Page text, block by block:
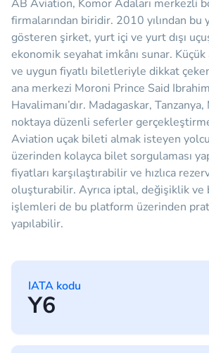
AB Aviation, Komor Adaları merkezli
firmalarından biridir. 2010 yılından bu
gösteren şirket, yurt içi ve yurt dışı
ekonomik seyahat imkânı sunar.
ve uygun fiyatlı biletleriyle dikkat
ana merkezi Moroni Prince Said
Havalimanı’dır. Madagaskar,
noktaya düzenli seferler
Aviation uçak bileti almak isteyen
üzerinden kolayca bilet sorgulaması
fiyatları karşılaştırabilir ve hızlıca
oluşturabilir. Ayrıca iptal, değişiklik
işlemleri de bu platform üzerinden
yapılabilir.
IATA kodu
Y6